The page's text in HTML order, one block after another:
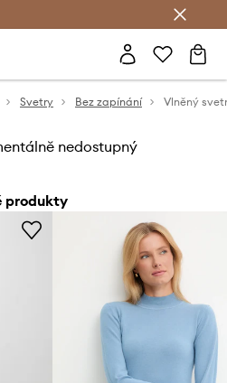
Svetry Bez zapínání Vlněný
nedostupný
produkty